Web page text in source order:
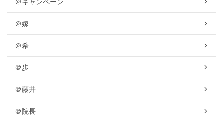
＠キャンペーン
＠嫁
＠希
＠歩
＠藤井
＠院長